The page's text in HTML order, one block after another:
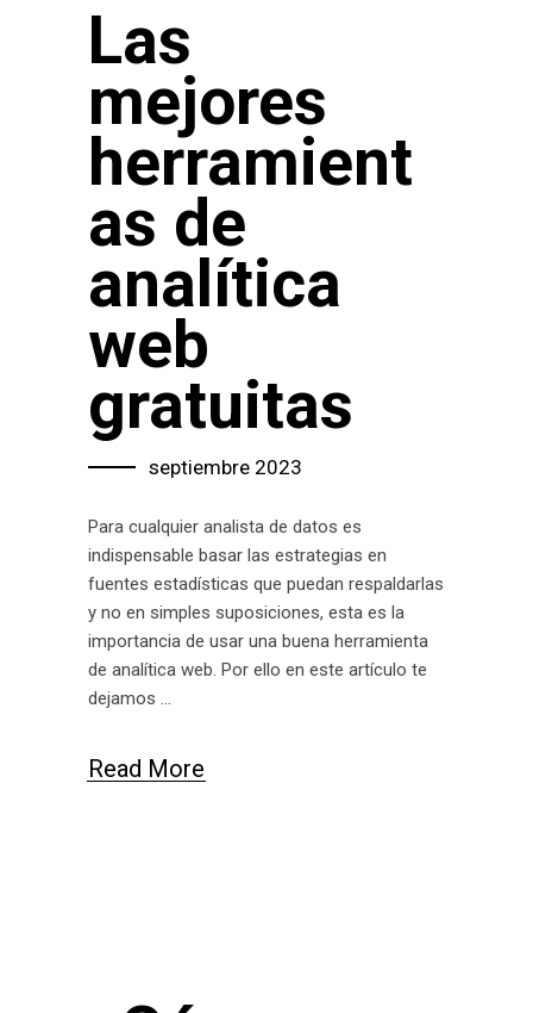
Las
mejores
herramient
as de
analítica
web
gratuitas
septiembre 2023
Para cualquier analista de datos es
indispensable basar las estrategias en
fuentes estadísticas que puedan respaldarlas
y no en simples suposiciones, esta es la
importancia de usar una buena herramienta
de analítica web. Por ello en este artículo te
dejamos
Read More